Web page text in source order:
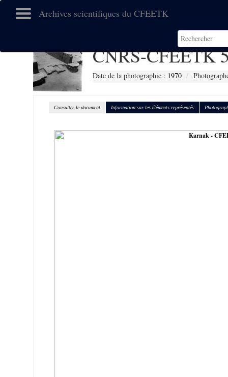
Archives scientifiques du CFEETK
CNRS-CFEETK
Date de la photographie : 1970
Consulter le document Information sur les éléments représentés